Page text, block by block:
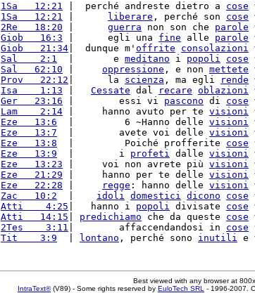
1Sa   12:21 |  perché andreste dietro a cose
1Sa   12:21 liberare , perché son cose
2Re   18:20 guerra non son che parole
Giob   16:3 |      egli una fine alle parole
Giob   21:34 |  dunque m' offrite consolazioni
Sal    2:1
  |       e
meditano i popoli cose
Sal   62:10 oppressione , e non mettete
Prov   22:12 |      la scienza , ma egli rende
Isa    1:13 Cessate dal recare oblazioni
Ger   23:16 |        essi vi pascono di cose
Lam    2:14 |     hanno avuto per te visioni
Eze   13:6
  |         6 ~Hanno delle
visioni
Eze   13:7
  |        avete voi delle
visioni
Eze   13:8
  |         Poiché profferite
cose
Eze   13:9
  |        i
profeti dalle visioni
Eze   13:23 |     voi non avrete più visioni
Eze   21:29 |     hanno per te delle visioni
Eze   22:28 regge : hanno delle visioni
Zac   10:2 idoli domestici dicono cose
Atti    4:25 |   hanno i popoli divisate cose
Atti   14:15 predichiamo che da queste cose
2Tes    3:11 |        affaccendandosi in cose
Tit    3:9 lontano , perché sono inutili e
Best viewed with any browser at
IntraText®(V89) - Some rights reserved by EuloTech SRL - 1996-2007.